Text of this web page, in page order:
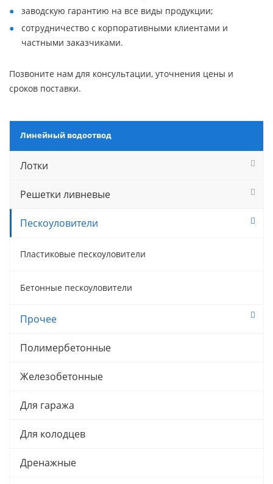
заводскую гарантию на все виды продукции;
сотрудничество с корпоративными клиентами и
частными заказчиками.
Позвоните нам для консультации, уточнения цены и
сроков поставки.
Линейный водоотвод
Лотки
Решетки ливневые
Пескоуловители
Пластиковые пескоуловители
Бетонные пескоуловители
Прочее
Полимербетонные
Железобетонные
Для гаража
Для колодцев
Дренажные